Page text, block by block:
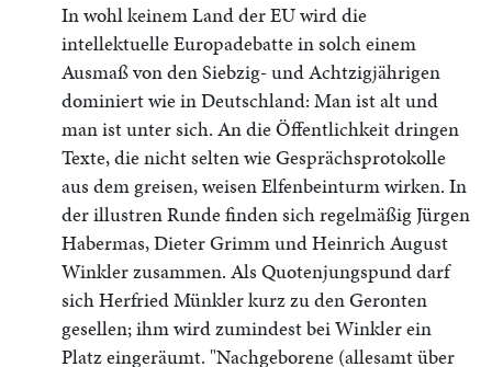
In wohl keinem Land der EU wird die
intellektuelle Europadebatte in solch einem
Ausmaß von den Siebzig- und Achtzigjährigen
dominiert wie in Deutschland: Man ist alt und
man ist unter sich. An die Öffentlichkeit dringen
Texte, die nicht selten wie Gesprächsprotokolle
aus dem greisen, weisen Elfenbeinturm wirken. In
der illustren Runde finden sich regelmäßig Jürgen
Habermas, Dieter Grimm und Heinrich August
Winkler zusammen. Als Quotenjungspund darf
sich Herfried Münkler kurz zu den Geronten
gesellen; ihm wird zumindest bei Winkler ein
Platz eingeräumt. "Nachgeborene (allesamt über